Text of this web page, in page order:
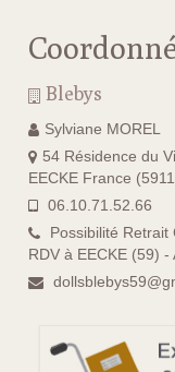
Blebys
Sylviane MOREL
54 Résidence du
EECKE France
06.10.71.52.66
Possibilité Retrait
RDV à EECKE (59) -